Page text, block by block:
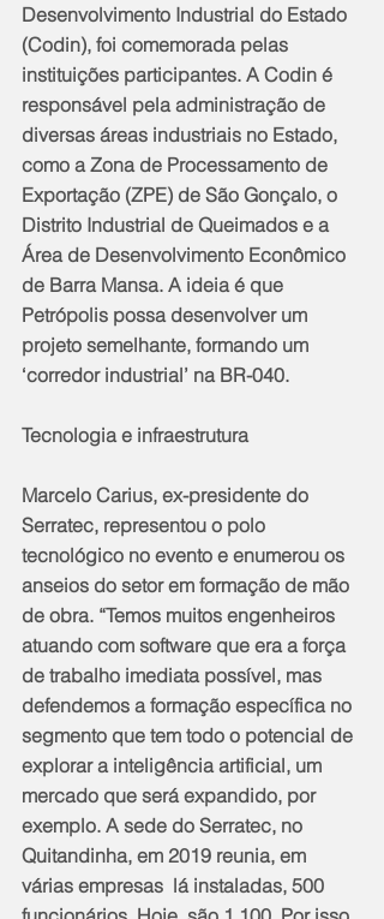
Desenvolvimento Industrial do Estado
(Codin), foi comemorada pelas
instituições participantes. A Codin é
responsável pela administração de
diversas áreas industriais no Estado,
como a Zona de Processamento de
Exportação (ZPE) de São Gonçalo, o
Distrito Industrial de Queimados e a
Área de Desenvolvimento Econômico
de Barra Mansa. A ideia é que
Petrópolis possa desenvolver um
projeto semelhante, formando um
‘corredor industrial’ na BR-040.
Tecnologia e infraestrutura
Marcelo Carius, ex-presidente do
Serratec, representou o polo
tecnológico no evento e enumerou os
anseios do setor em formação de mão
de obra. “Temos muitos engenheiros
atuando com software que era a força
de trabalho imediata possível, mas
defendemos a formação específica no
segmento que tem todo o potencial de
explorar a inteligência artificial, um
mercado que será expandido, por
exemplo. A sede do Serratec, no
Quitandinha, em 2019 reunia, em
várias empresas  lá instaladas, 500